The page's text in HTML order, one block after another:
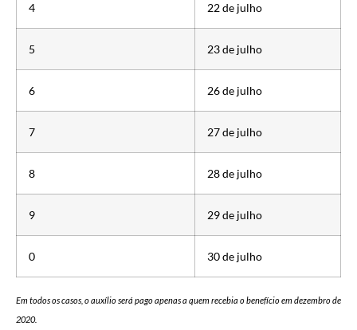
4 22 de julho
5 23 de julho
6 26 de julho
7 27 de julho
8 28 de julho
9 29 de julho
0 30 de julho
Em todos os casos, o auxílio será pago apenas a quem recebia o benefício em dezembro de
2020.